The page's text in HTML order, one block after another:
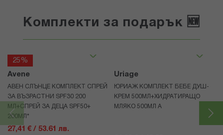
Комплекти за подарък 🆕
25%
Avene
АВЕН СЛЪНЦЕ КОМПЛЕКТ СПРЕЙ
ЗА ВЪЗРАСТНИ SPF30 200
МЛ+СПРЕЙ ЗА ДЕЦА SPF50+
200МЛ*
27,41 € / 53.61 лв.
Uriage
ЮРИАЖ КОМПЛЕКТ БЕБЕ ДУШ-
КРЕМ 500МЛ+ХИДРАТИРАЩО
МЛЯКО 500МЛ A